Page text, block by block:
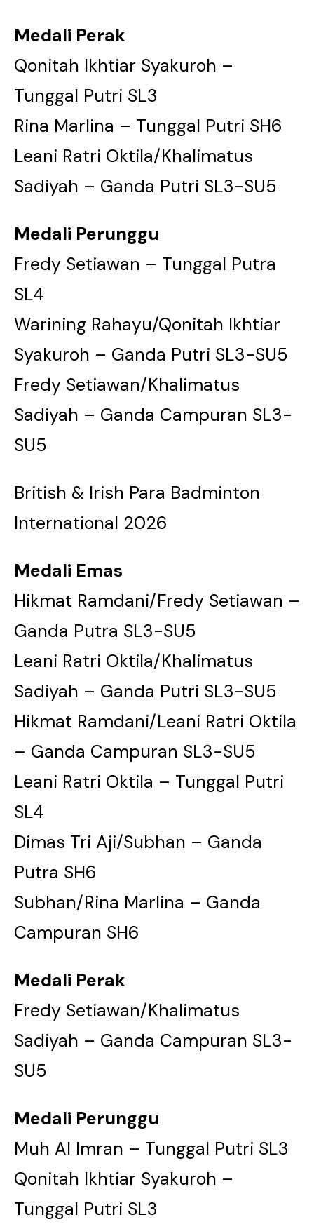
Medali Perak
Qonitah Ikhtiar Syakuroh –
Tunggal Putri SL3
Rina Marlina – Tunggal Putri SH6
Leani Ratri Oktila/Khalimatus
Sadiyah – Ganda Putri SL3-SU5
Medali Perunggu
Fredy Setiawan – Tunggal Putra
SL4
Warining Rahayu/Qonitah Ikhtiar
Syakuroh – Ganda Putri SL3-SU5
Fredy Setiawan/Khalimatus
Sadiyah – Ganda Campuran SL3-
SU5
British & Irish Para Badminton
International 2026
Medali Emas
Hikmat Ramdani/Fredy Setiawan –
Ganda Putra SL3-SU5
Leani Ratri Oktila/Khalimatus
Sadiyah – Ganda Putri SL3-SU5
Hikmat Ramdani/Leani Ratri Oktila
– Ganda Campuran SL3-SU5
Leani Ratri Oktila – Tunggal Putri
SL4
Dimas Tri Aji/Subhan – Ganda
Putra SH6
Subhan/Rina Marlina – Ganda
Campuran SH6
Medali Perak
Fredy Setiawan/Khalimatus
Sadiyah – Ganda Campuran SL3-
SU5
Medali Perunggu
Muh Al Imran – Tunggal Putri SL3
Qonitah Ikhtiar Syakuroh –
Tunggal Putri SL3